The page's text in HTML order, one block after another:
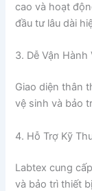
cao và hoạt
đầu tư lâu dài
3. Dễ Vận Hành
Giao diện thân
vệ sinh và bảo
4. Hỗ Trợ Kỹ
Labtex cung
và bảo trì thiết